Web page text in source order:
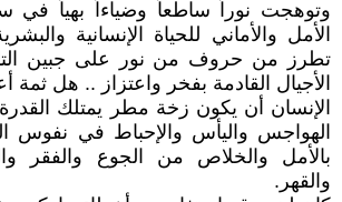
وتوهجت نوراً ساطعاً وضياءاً بهياً في
الأمل والأماني للحياة الإنسانية
تطرز من حروف من نور على جبين
الأجيال القادمة بفخر واعتزاز .. هل
الإنسان أن يكون زخة مطر يمتلك
الهواجس واليأس والإحباط في نفوس
بالأمل والخلاص من الجوع والفقر
والقهر.